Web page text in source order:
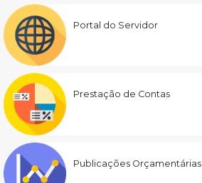
Portal do Servidor
Prestação de Contas
Publicações Orçamentárias